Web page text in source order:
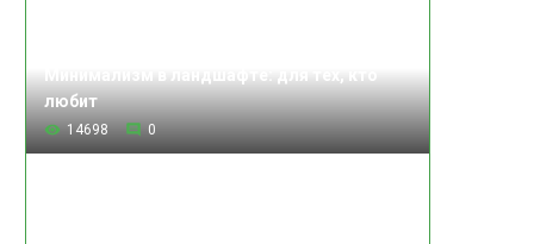
любит
14698 0